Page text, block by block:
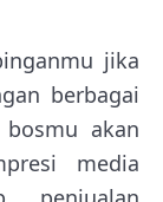
jika
berbagai
akan
media